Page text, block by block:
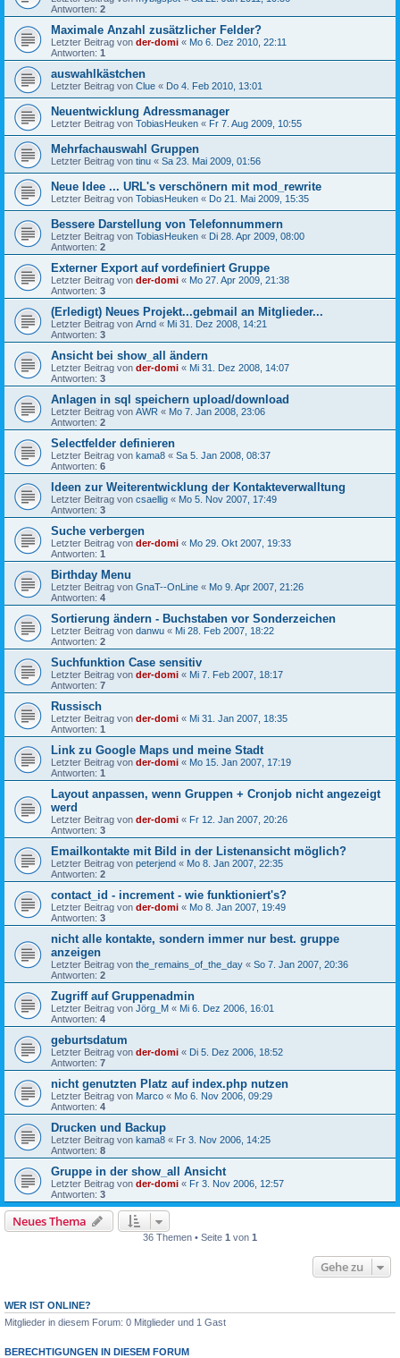
Antworten: 2
Maximale Anzahl zusätzlicher Felder?
Letzter Beitrag von der-domi « Mo 6. Dez 2010, 22:11
Antworten: 1
auswahlkästchen
Letzter Beitrag von Clue « Do 4. Feb 2010, 13:01
Neuentwicklung Adressmanager
Letzter Beitrag von TobiasHeuken « Fr 7. Aug 2009, 10:55
Mehrfachauswahl Gruppen
Letzter Beitrag von tinu « Sa 23. Mai 2009, 01:56
Neue Idee ... URL's verschönern mit mod_rewrite
Letzter Beitrag von TobiasHeuken « Do 21. Mai 2009, 15:35
Bessere Darstellung von Telefonnummern
Letzter Beitrag von TobiasHeuken « Di 28. Apr 2009, 08:00
Antworten: 2
Externer Export auf vordefiniert Gruppe
Letzter Beitrag von der-domi « Mo 27. Apr 2009, 21:38
Antworten: 3
(Erledigt) Neues Projekt...gebmail an Mitglieder...
Letzter Beitrag von Arnd « Mi 31. Dez 2008, 14:21
Antworten: 3
Ansicht bei show_all ändern
Letzter Beitrag von der-domi « Mi 31. Dez 2008, 14:07
Antworten: 3
Anlagen in sql speichern upload/download
Letzter Beitrag von AWR « Mo 7. Jan 2008, 23:06
Antworten: 2
Selectfelder definieren
Letzter Beitrag von kama8 « Sa 5. Jan 2008, 08:37
Antworten: 6
Ideen zur Weiterentwicklung der Kontakteverwalltung
Letzter Beitrag von csaellig « Mo 5. Nov 2007, 17:49
Antworten: 3
Suche verbergen
Letzter Beitrag von der-domi « Mo 29. Okt 2007, 19:33
Antworten: 1
Birthday Menu
Letzter Beitrag von GnaT--OnLine « Mo 9. Apr 2007, 21:26
Antworten: 4
Sortierung ändern - Buchstaben vor Sonderzeichen
Letzter Beitrag von danwu « Mi 28. Feb 2007, 18:22
Antworten: 2
Suchfunktion Case sensitiv
Letzter Beitrag von der-domi « Mi 7. Feb 2007, 18:17
Antworten: 7
Russisch
Letzter Beitrag von der-domi « Mi 31. Jan 2007, 18:35
Antworten: 1
Link zu Google Maps und meine Stadt
Letzter Beitrag von der-domi « Mo 15. Jan 2007, 17:19
Antworten: 1
Layout anpassen, wenn Gruppen + Cronjob nicht angezeigt
werd
Letzter Beitrag von der-domi « Fr 12. Jan 2007, 20:26
Antworten: 3
Emailkontakte mit Bild in der Listenansicht möglich?
Letzter Beitrag von peterjend « Mo 8. Jan 2007, 22:35
Antworten: 2
contact_id - increment - wie funktioniert's?
Letzter Beitrag von der-domi « Mo 8. Jan 2007, 19:49
Antworten: 3
nicht alle kontakte, sondern immer nur best. gruppe
anzeigen
Letzter Beitrag von the_remains_of_the_day « So 7. Jan 2007, 20:36
Antworten: 2
Zugriff auf Gruppenadmin
Letzter Beitrag von Jörg_M « Mi 6. Dez 2006, 16:01
Antworten: 4
geburtsdatum
Letzter Beitrag von der-domi « Di 5. Dez 2006, 18:52
Antworten: 7
nicht genutzten Platz auf index.php nutzen
Letzter Beitrag von Marco « Mo 6. Nov 2006, 09:29
Antworten: 4
Drucken und Backup
Letzter Beitrag von kama8 « Fr 3. Nov 2006, 14:25
Antworten: 8
Gruppe in der show_all Ansicht
Letzter Beitrag von der-domi « Fr 3. Nov 2006, 12:57
Antworten: 3
Neues Thema
36 Themen • Seite 1 von 1
Gehe zu
WER IST ONLINE?
Mitglieder in diesem Forum: 0 Mitglieder und 1 Gast
BERECHTIGUNGEN IN DIESEM FORUM